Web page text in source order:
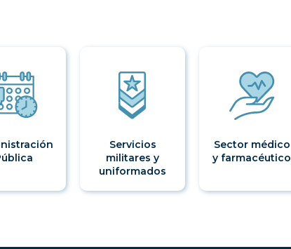
Servicios
militares y
uniformados
Sector médico
y farmacéutico